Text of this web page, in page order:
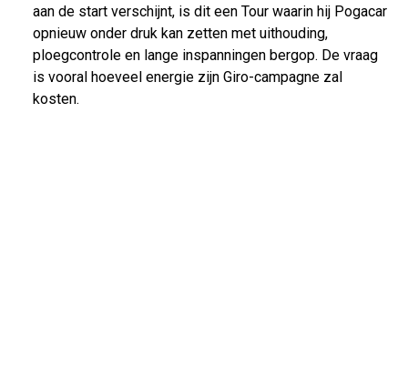
aan de start verschijnt, is dit een Tour waarin hij Pogacar
opnieuw onder druk kan zetten met uithouding,
ploegcontrole en lange inspanningen bergop. De vraag
is vooral hoeveel energie zijn Giro-campagne zal
kosten.